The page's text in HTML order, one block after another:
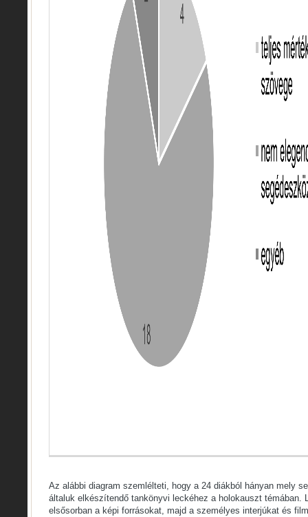
Az alábbi diagram szemlélteti, hogy a 24 diákból hányan mely
általuk elkészítendő tankönyvi leckéhez a holokauszt témában.
elsősorban a képi forrásokat, majd a személyes interjúkat és